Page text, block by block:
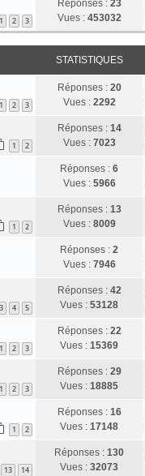
1 2 3
Réponses : 23
Vues : 453032
STATISTIQUES
1 2 3
Réponses : 20
Vues : 2292
1 2
Réponses : 14
Vues : 7023
Réponses : 6
Vues : 5966
1 2
Réponses : 13
Vues : 8009
Réponses : 2
Vues : 7946
3 4 5
Réponses : 42
Vues : 53128
1 2 3
Réponses : 22
Vues : 15369
1 2 3
Réponses : 29
Vues : 18885
1 2
Réponses : 16
Vues : 17148
13 14
Réponses : 130
Vues : 32073